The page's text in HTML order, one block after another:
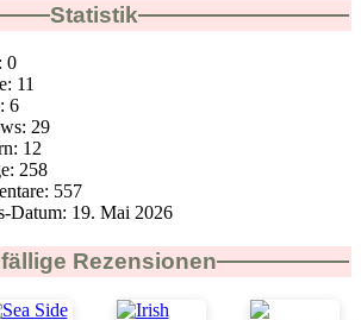
Statistik
0
11
6
29
12
258
557
Datum: 19. Mai 2026
Rezensionen